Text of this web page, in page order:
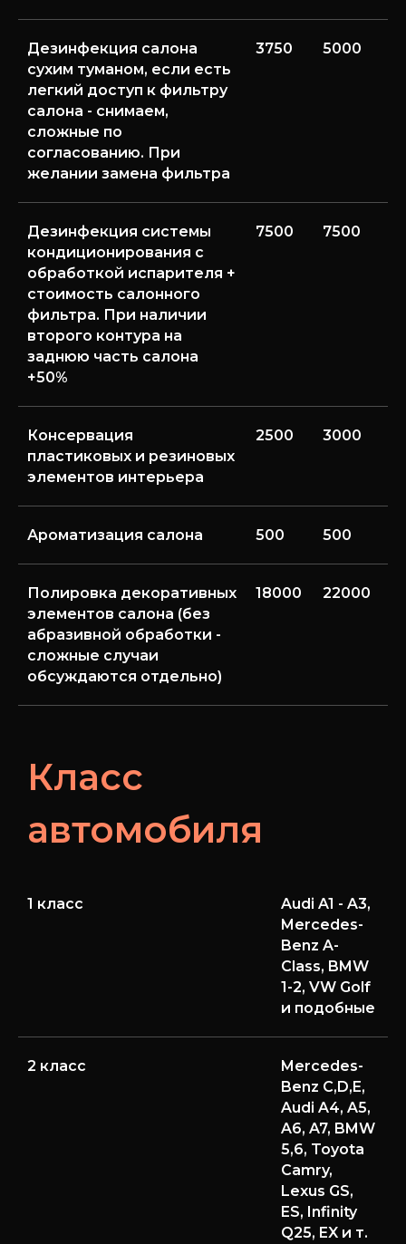
Дезинфекция салона
сухим туманом, если есть
легкий доступ к фильтру
салона - снимаем,
сложные по
согласованию. При
желании замена фильтра
3750 5000
Дезинфекция системы
кондиционирования с
обработкой испарителя +
стоимость салонного
фильтра. При наличии
второго контура на
заднюю часть салона
+50%
7500 7500
Консервация
пластиковых и резиновых
элементов интерьера
2500 3000
Ароматизация салона 500 500
Полировка декоративных
элементов салона (без
абразивной обработки -
сложные случаи
обсуждаются отдельно)
18000 22000
Класс
автомобиля
1 класс
Audi A1 - A3,
Mercedes-
Benz A-
Class, BMW
1-2, VW Golf
и подобные
2 класс
Mercedes-
Benz C,D,E,
Audi A4, A5,
A6, A7, BMW
5,6, Toyota
Camry,
Lexus GS,
ES, Infinity
Q25, EX и т.